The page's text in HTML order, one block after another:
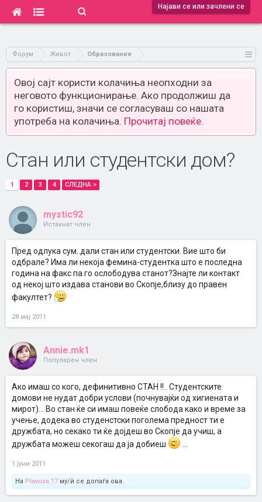
Најави се или зачлени се
Форум Живот Образование
Овој сајт користи колачиња неопходни за
неговото функционирање. Ако продолжиш да
го користиш, значи се согласуваш со нашата
употреба на колачиња. Прочитај повеќе.
Стан или студентски дом?
1 2 3 4 СЛЕДНА >
mystic92
Истакнат член
Пред одлука сум..дали стан или студентски. Вие што би
одбрале? Има ли некоја фемина-студентка што е последна
година на факс па го ослободува станот?Знајте ли контакт
од некој што издава станови во Скопје,близу до правен
факултет?
28 мај 2011
Annie.mk1
Популарен член
Ако имаш со кого, дефинитивно СТАН !!.. Студентските
домови не нудат добри услови (почнувајќи од хигиената и
мирот)... Во стан ќе си имаш повеќе слобода како и време за
учење, додека во студенстски поголема предност ти е
дружбата, но секако ти ќе дојдеш во Скопје да учиш, а
дружбата можеш секогаш да ја добиеш
1 јуни 2011
На Plavusa.17 му/ѝ се допаѓа ова.